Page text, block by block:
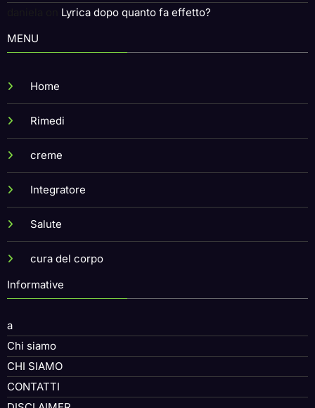
Lyrica dopo quanto fa effetto?
MENU
Home
Rimedi
creme
Integratore
Salute
cura del corpo
Informative
a
Chi siamo
CHI SIAMO
CONTATTI